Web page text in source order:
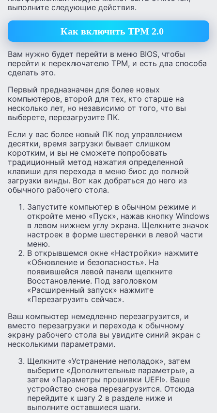
выполните следующие действия.
Как включить TPM 2.0
Вам нужно будет перейти в меню BIOS, чтобы
перейти к переключателю TPM, и есть два способа
сделать это.
Первый предназначен для более новых
компьютеров, второй для тех, кто старше на
несколько лет, но независимо от того, что вы
выберете, перезагрузите ПК.
Если у вас более новый ПК под управлением
десятки, время загрузки бывает слишком
коротким, и вы не сможете попробовать
традиционный метод нажатия определенной
клавиши для перехода в меню биос до полной
загрузки винды. Вот как добраться до него из
обычного рабочего стола.
Запустите компьютер в обычном режиме и
откройте меню «Пуск», нажав кнопку Windows
в левом нижнем углу экрана. Щелкните значок
настроек в форме шестеренки в левой части
меню.
В открывшемся окне «Настройки» нажмите
«Обновление и безопасность». На
появившейся левой панели щелкните
Восстановление. Под заголовком
«Расширенный запуск» нажмите
«Перезагрузить сейчас».
Ваш компьютер немедленно перезагрузится, и
вместо перезагрузки и перехода к обычному
экрану рабочего стола вы увидите синий экран с
несколькими параметрами.
Щелкните «Устранение неполадок», затем
выберите «Дополнительные параметры», а
затем «Параметры прошивки UEFI». Ваше
устройство снова перезагрузится. Отсюда
перейдите к шагу 2 в разделе ниже и
выполните оставшиеся шаги.